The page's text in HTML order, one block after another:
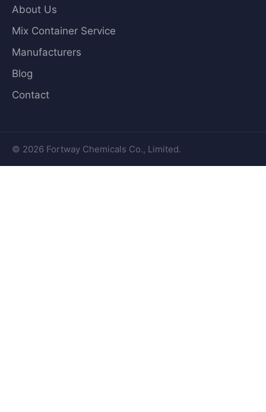
About Us
Mix Container Service
Manufacturers
Blog
Contact
© 2026 Fortway Chemicals Co., Limited.